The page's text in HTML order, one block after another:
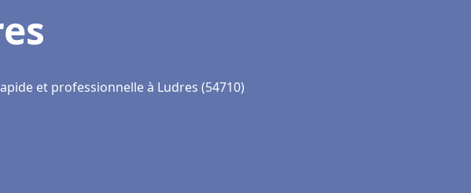
et professionnelle à Ludres (54710)